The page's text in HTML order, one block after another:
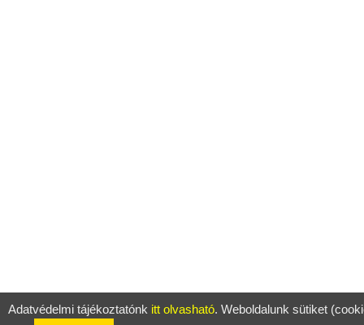
Adatvédelmi tájékoztatónk itt olvasható. Weboldalunk sütiket